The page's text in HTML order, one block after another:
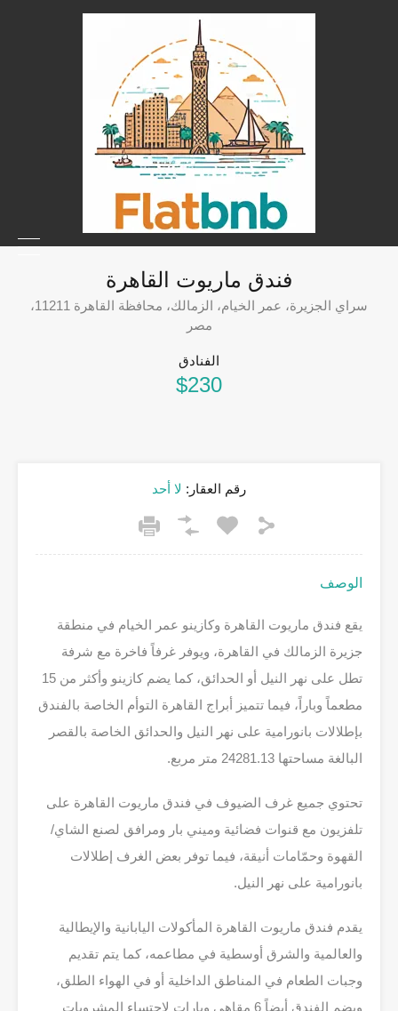
فندق ماريوت القاهرة
سراي الجزيرة، عمر الخيام، الزمالك، محافظة القاهرة 11211،
مصر
الفنادق
$230
رقم العقار: لا أحد
الوصف
يقع فندق ماريوت القاهرة وكازينو عمر الخيام في منطقة
جزيرة الزمالك في القاهرة، ويوفر غرفاً فاخرة مع شرفة
تطل على نهر النيل أو الحدائق، كما يضم كازينو وأكثر من 15
مطعماً وباراً، فيما تتميز أبراج القاهرة التوأم الخاصة بالفندق
بإطلالات بانورامية على نهر النيل والحدائق الخاصة بالقصر
البالغة مساحتها 24281.13 متر مربع.
تحتوي جميع غرف الضيوف في فندق ماريوت القاهرة على
تلفزيون مع قنوات فضائية وميني بار ومرافق لصنع الشاي/
القهوة وحمّامات أنيقة، فيما توفر بعض الغرف إطلالات
بانورامية على نهر النيل.
يقدم فندق ماريوت القاهرة المأكولات اليابانية والإيطالية
والعالمية والشرق أوسطية في مطاعمه، كما يتم تقديم
وجبات الطعام في المناطق الداخلية أو في الهواء الطلق،
ويضم الفندق أيضاً 6 مقاهي وبارات لاحتساء المشروبات